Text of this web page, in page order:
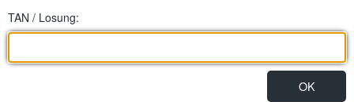
TAN / Losung: